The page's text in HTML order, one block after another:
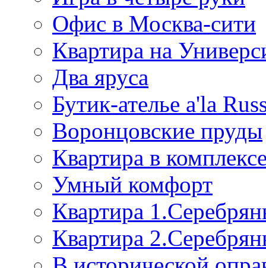
Офис в Москва-сити
Квартира на
Два яруса
Бутик-ателье a'la
Воронцовские пруды
Квартира в
Умный комфорт
Квартира
Квартира